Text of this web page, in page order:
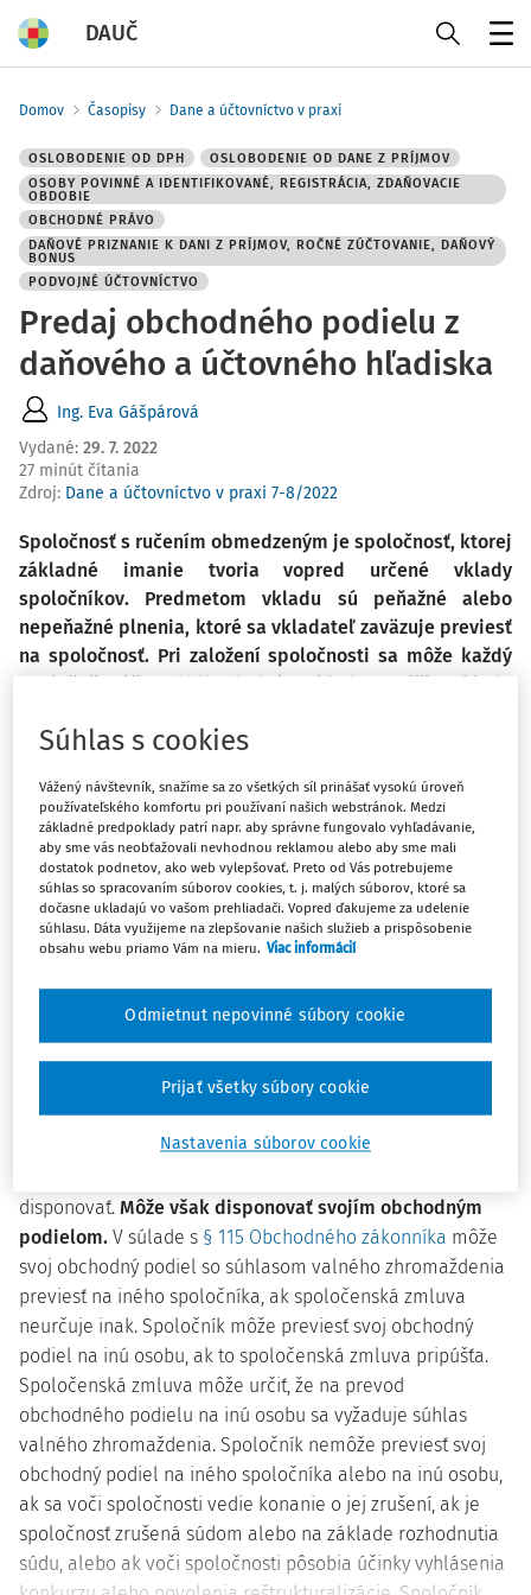
DAUČ
Domov Časopisy Dane a účtovníctvo v praxi
OSLOBODENIE OD DPH
OSLOBODENIE OD DANE Z PRÍJMOV
OSOBY POVINNÉ A IDENTIFIKOVANÉ, REGISTRÁCIA, ZDAŇOVACIE
OBDOBIE
OBCHODNÉ PRÁVO
DAŇOVÉ PRIZNANIE K DANI Z PRÍJMOV, ROČNÉ ZÚČTOVANIE, DAŇOVÝ
BONUS
PODVOJNÉ ÚČTOVNÍCTVO
Predaj obchodného podielu z
daňového a účtovného hľadiska
Ing. Eva Gášpárová
Vydané: 29. 7. 2022
27 minút čítania
Zdroj: Dane a účtovníctvo v praxi 7-8/2022
Spoločnosť s ručením obmedzeným je spoločnosť, ktorej
základné imanie tvoria vopred určené vklady
spoločníkov. Predmetom vkladu sú peňažné alebo
nepeňažné plnenia, ktoré sa vkladateľ zaväzuje previesť
na spoločnosť. Pri založení spoločnosti sa môže každý
spoločník zúčastniť iba jedným vkladom. Výška vkladu
hodnota vkladov musí súhlasiť s hodnotou základného
obchodnom imaní spoločnosti je definovaná v ust.
zákona č. 513/1991 Zb. Obchodný zákonníkv z. n. p.
(ďalej len „Obchodný zákonník“) ako podiel. Obchodný
podiel podľa § 114 Obchodného zákonníka predstavuje
práva a povinnosti spoločníka a im zodpovedajúcu
účasť na spoločnosti. Na existenciu obchodného podielu
spoločník môže mať iba jeden obchodný podiel, ak
spoločník vloží ďalší vklad, zvyšuje sa jeho obchodný
Vklad, ktorý vložil spoločník do spoločnosti, sa stáva
disponovať. Môže však disponovať svojím obchodným
podielom. V súlade s § 115 Obchodného zákonníka môže
svoj obchodný podiel so súhlasom valného zhromaždenia
previesť na iného spoločníka, ak spoločenská zmluva
neurčuje inak. Spoločník môže previesť svoj obchodný
podiel na inú osobu, ak to spoločenská zmluva pripúšťa.
Spoločenská zmluva môže určiť, že na prevod
obchodného podielu na inú osobu sa vyžaduje súhlas
valného zhromaždenia. Spoločník nemôže previesť svoj
obchodný podiel na iného spoločníka alebo na inú osobu,
ak sa voči spoločnosti vedie konanie o jej zrušení, ak je
spoločnosť zrušená súdom alebo na základe rozhodnutia
súdu, alebo ak voči spoločnosti pôsobia účinky vyhlásenia
Súhlas s cookies
Vážený návštevník, snažíme sa zo všetkých síl prinášať vysokú úroveň
používateľského komfortu pri používaní našich webstránok. Medzi
základné predpoklady patrí napr. aby správne fungovalo vyhľadávanie,
aby sme vás neobťažovali nevhodnou reklamou alebo aby sme mali
dostatok podnetov, ako web vylepšovať. Preto od Vás potrebujeme
súhlas so spracovaním súborov cookies, t. j. malých súborov, ktoré sa
dočasne ukladajú vo vašom prehliadači. Vopred ďakujeme za udelenie
súhlasu. Dáta využijeme na zlepšovanie našich služieb a prispôsobenie
obsahu webu priamo Vám na mieru. Viac informácií
Nastavenia súborov cookie
Odmietnut nepovinné súbory cookie
Prijať všetky súbory cookie